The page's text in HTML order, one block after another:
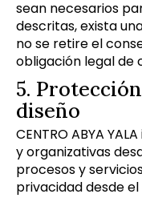
sean necesarios
descritas, exista
no se retire el
obligación legal de
5.
diseño
CENTRO ABYA
y organizativas
procesos y
privacidad desde